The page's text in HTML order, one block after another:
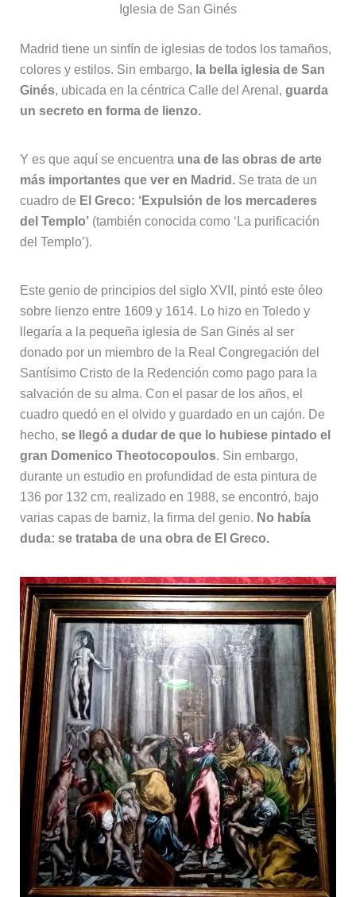
Iglesia de San Ginés
Madrid tiene un sinfín de iglesias de todos los tamaños,
colores y estilos. Sin embargo, la bella iglesia de San
Ginés, ubicada en la céntrica Calle del Arenal, guarda
un secreto en forma de lienzo.
Y es que aquí se encuentra una de las obras de arte
más importantes que ver en Madrid.Se trata de un
cuadro de El Greco: ‘Expulsión de los mercaderes
del Templo’(también conocida como ‘La purificación
del Templo’).
Este genio de principios del siglo XVII, pintó este óleo
sobre lienzo entre 1609 y 1614. Lo hizo en Toledo y
llegaría a la pequeña iglesia de San Ginés al ser
donado por un miembro de la Real Congregación del
Santísimo Cristo de la Redención como pago para la
salvación de su alma. Con el pasar de los años, el
cuadro quedó en el olvido y guardado en un cajón. De
hecho, se llegó a dudar de que lo hubiese pintado el
gran Domenico Theotocopoulos. Sin embargo,
durante un estudio en profundidad de esta pintura de
136 por 132 cm, realizado en 1988, se encontró, bajo
varias capas de barniz, la firma del genio. No había
duda: se trataba de una obra de El Greco.